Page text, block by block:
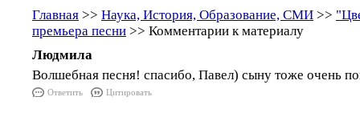
Главная >> Наука, История, Образование, СМИ >>
премьера песни >> Комментарии к материалу
Людмила
Волшебная песня! спасибо, Павел) сыну тоже очень
Ответить Цитировать